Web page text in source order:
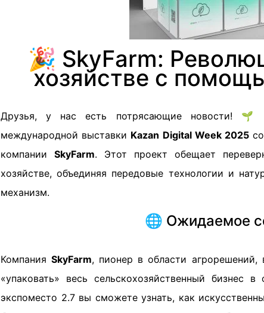
🎉 SkyFarm:
хозяйстве с
Друзья, у нас есть потрясающие новости! 🌱
международной выставки Kazan Digital Week 2025
компании SkyFarm. Этот проект обещает
хозяйстве, объединяя передовые технологии и
механизм.
🌐 Ожидаемое
КомпанияSkyFarm, пионер в области
«упаковать» весь сельскохозяйственный бизнес
экспоместо 2.7 вы сможете узнать, как